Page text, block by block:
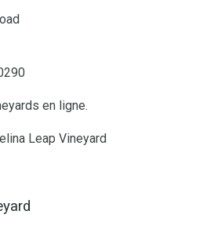
en ligne.
Leap Vineyard